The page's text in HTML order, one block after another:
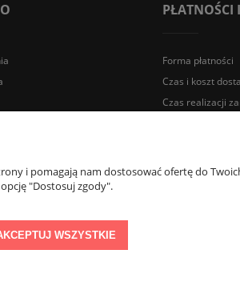
PŁATNOŚCI
Forma płatności
Czas i koszt
Czas realizacji
| E-mail: sklep@lazienki.eco | Tel.: 600 012
i pomagają nam dostosować ofertę do
"Dostosuj zgody".
WSZYSTKIE